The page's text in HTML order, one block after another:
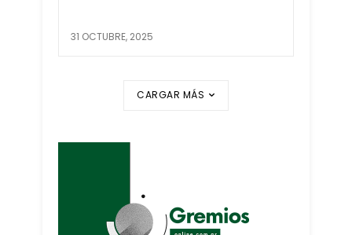
31 OCTUBRE, 2025
CARGAR MÁS